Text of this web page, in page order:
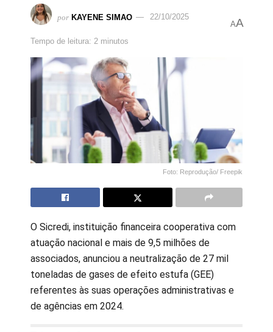
por KAYENE SIMAO 22/10/2025
Tempo de leitura: 2 minutos
AA
Foto: Reprodução/ Freepik
O Sicredi, instituição financeira cooperativa com
atuação nacional e mais de 9,5 milhões de
associados, anunciou a neutralização de 27 mil
toneladas de gases de efeito estufa (GEE)
referentes às suas operações administrativas e
de agências em 2024.